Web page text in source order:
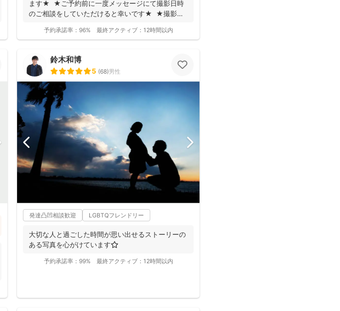
ます★ ★ご予約前に一度メッセージにて撮影日時
のご相談をしていただけると幸いです★ ★撮影に
予約承諾率： 96% 最終アクティブ： 12時間以内
鈴木和博
5 (68)男性
発達凸凹相談歓迎 LGBTQフレンドリー
大切な人と過ごした時間が思い出せるストーリーの
ある写真を心がけています⭐️
予約承諾率： 99% 最終アクティブ： 12時間以内